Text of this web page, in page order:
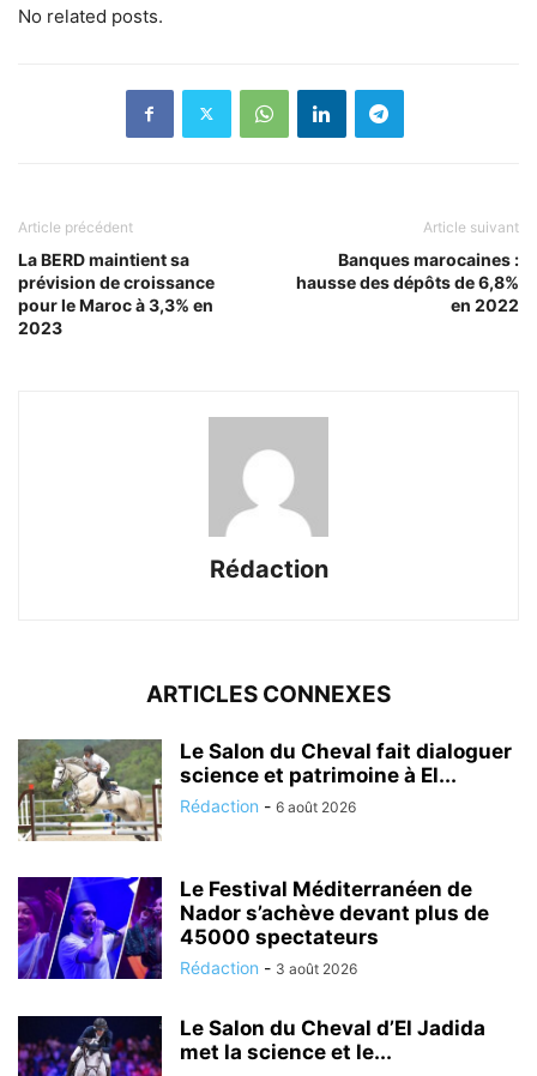
No related posts.
Article précédent
La BERD maintient sa
prévision de croissance
pour le Maroc à 3,3% en
2023
Article suivant
Banques marocaines :
hausse des dépôts de 6,8%
en 2022
Rédaction
ARTICLES CONNEXES
Le Salon du Cheval fait dialoguer
science et patrimoine à El...
Rédaction - 6 août 2026
Le Festival Méditerranéen de
Nador s’achève devant plus de
45000 spectateurs
Rédaction - 3 août 2026
Le Salon du Cheval d’El Jadida
met la science et le...